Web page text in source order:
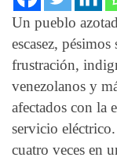
Un pueblo
escasez,
frustración,
venezolanos y
afectados con la
servicio
cuatro veces en